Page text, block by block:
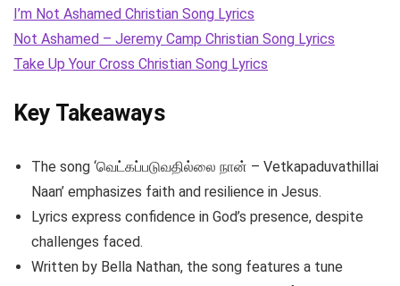
I’m Not Ashamed Christian Song Lyrics
Not Ashamed – Jeremy Camp Christian Song Lyrics
Take Up Your Cross Christian Song Lyrics
Key Takeaways
The song ‘வெட்கப்படுவதில்லை நான் – Vetkapaduvathillai
Naan’ emphasizes faith and resilience in Jesus.
Lyrics express confidence in God’s presence, despite
challenges faced.
Written by Bella Nathan, the song features a tune